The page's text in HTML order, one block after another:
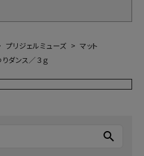
プリジェルミューズ
マット
ダンス／３ｇ
search